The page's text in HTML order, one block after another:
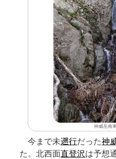
神威岳南
今まで未遡行だった神
た。北西面直登沢は予想